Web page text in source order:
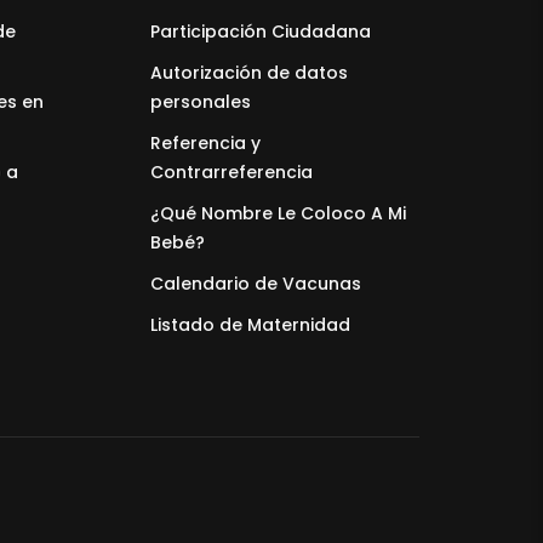
en
a
Participación Ciudadana
Autorización de datos
personales
Referencia y
Contrarreferencia
¿Qué Nombre Le Coloco A Mi
Bebé?
Calendario de Vacunas
Listado de Maternidad